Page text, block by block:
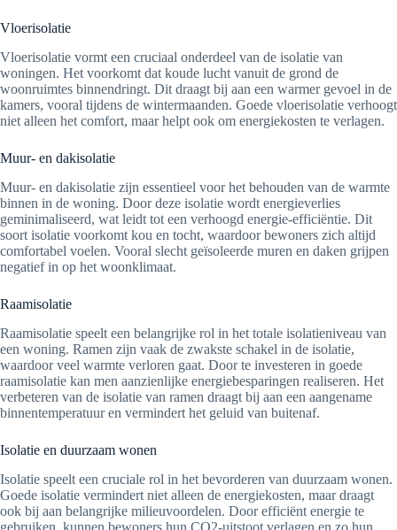
Vloerisolatie
Vloerisolatie vormt een cruciaal onderdeel van de isolatie van
woningen. Het voorkomt dat koude lucht vanuit de grond de
woonruimtes binnendringt. Dit draagt bij aan een warmer gevoel in de
kamers, vooral tijdens de wintermaanden. Goede vloerisolatie verhoogt
niet alleen het comfort, maar helpt ook om energiekosten te verlagen.
Muur- en dakisolatie
Muur- en dakisolatie zijn essentieel voor het behouden van de warmte
binnen in de woning. Door deze isolatie wordt energieverlies
geminimaliseerd, wat leidt tot een verhoogd energie-efficiëntie. Dit
soort isolatie voorkomt kou en tocht, waardoor bewoners zich altijd
comfortabel voelen. Vooral slecht geïsoleerde muren en daken grijpen
negatief in op het woonklimaat.
Raamisolatie
Raamisolatie speelt een belangrijke rol in het totale isolatieniveau van
een woning. Ramen zijn vaak de zwakste schakel in de isolatie,
waardoor veel warmte verloren gaat. Door te investeren in goede
raamisolatie kan men aanzienlijke energiebesparingen realiseren. Het
verbeteren van de isolatie van ramen draagt bij aan een aangename
binnentemperatuur en vermindert het geluid van buitenaf.
Isolatie en duurzaam wonen
Isolatie speelt een cruciale rol in het bevorderen van duurzaam wonen.
Goede isolatie vermindert niet alleen de energiekosten, maar draagt
ook bij aan belangrijke milieuvoordelen. Door efficiënt energie te
gebruiken, kunnen bewoners hun CO2-uitstoot verlagen en zo hun